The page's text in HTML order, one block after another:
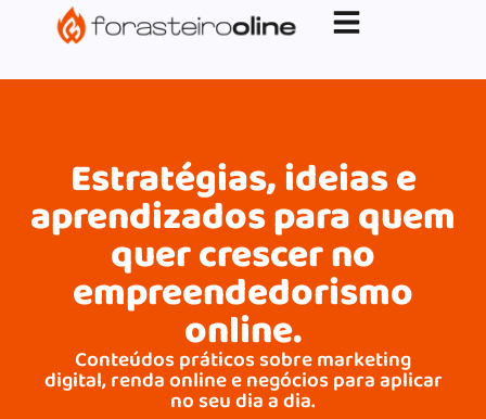
G-XVBZZCFH00pub-5970489886047746AW-
17954400846.
Estratégias, ideias e
aprendizados para quem
quer crescer no
empreendedorismo
online.
Conteúdos práticos sobre marketing
digital, renda online e negócios para aplicar
no seu dia a dia.